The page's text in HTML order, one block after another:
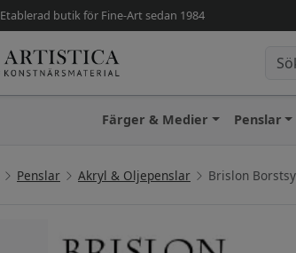
Etablerad butik för Fine-Art sedan 1984
Färger & Medier Penslar
Penslar Akryl & Oljepenslar Brislon